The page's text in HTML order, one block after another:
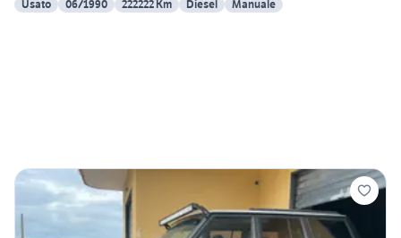
Usato
06/1990 222222 Km Diesel Manuale